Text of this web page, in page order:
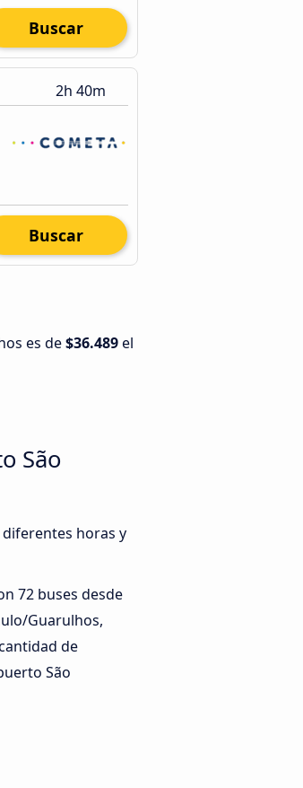
Buscar
2h 40m
Buscar
es de$36.489el
São
diferentes horas y
72 buses desde
Guarulhos,
de
São